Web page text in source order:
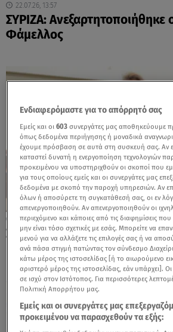
22.07.26, 13:57
ΣΥΡΙΖΑ: Ανεξαρτητοποιήθηκε
Φάμελλος
18.07.26, 11:23
ΣΥΡΙΖΑ: Νέα πρόεδρος της ΚΟ
Ρένα Δούρου
Ενδιαφερόμαστε για το απόρρητό σας
Εμείς και οι603 συνεργάτες μας αποθηκεύουμε
όπως δεδομένα περιήγησης ή μοναδικά
έχουμε πρόσβαση σε αυτά στη συσκευή σας. Αν
καταστεί δυνατή η ενεργοποίηση τεχνολογιών
προκειμένου να υποστηριχθούν οι σκοποί που
για τους οποίους εμείς και οι συνεργάτες μας
δεδομένα με σκοπό την παροχή υπηρεσιών. Αν
όλων ή αποσύρετε τη συγκατάθεσή σας, οι εν
απενεργοποιηθούν. Αν απενεργοποιηθούν οι
περιεχόμενο και κάποιες από τις διαφημίσεις που
μην είναι τόσο σχετικές με εσάς. Μπορείτε να
μενού για να αλλάξετε τις επιλογές σας ή να
ανά πάσα στιγμή πατώντας τον σύνδεσμο
κάτω μέρος της ιστοσελίδας [ή το αιωρούμενο
αριστερό μέρος της ιστοσελίδας, εάν υπάρχει].
σε ισχύ στον Ιστότοπος. Για περισσότερες
Πολιτική Απορρήτου μας.
Εμείς και οι συνεργάτες μας
προκειμένου να παρασχεθούν τα εξής: